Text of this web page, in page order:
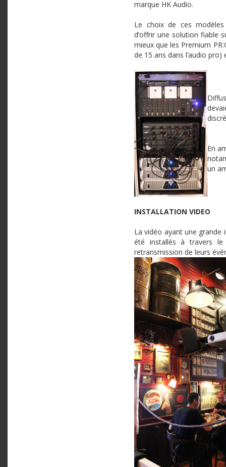
marque HK Audio.
Le choix de ces modèles
d’offrir une solution fiable
mieux que les Premium PR
de 15 ans dans l’audio pro)
En
un
INSTALLATION VIDEO
La vidéo ayant une grande
été installés à travers le
retransmission de leurs